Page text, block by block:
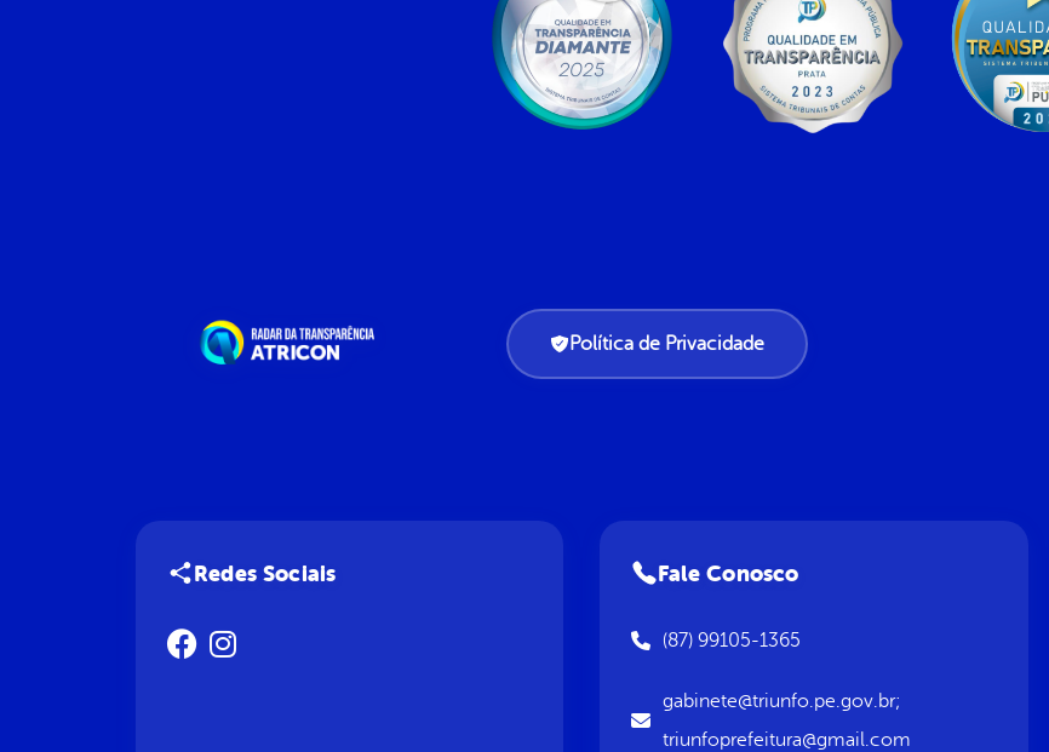
Política de Privacidade
Redes Sociais Fale Conosco
(87) 99105-1365
gabinete@triunfo.pe.gov.br;
triunfoprefeitura@gmail.com